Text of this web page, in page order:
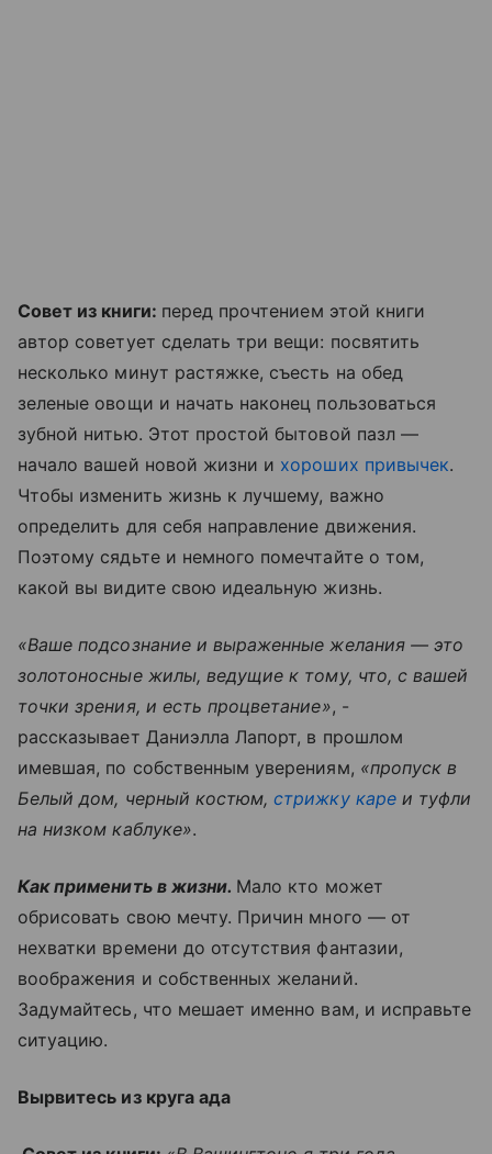
Совет из книги: перед прочтением этой книги
автор советует сделать три вещи: посвятить
несколько минут растяжке, съесть на обед
зеленые овощи и начать наконец пользоваться
зубной нитью. Этот простой бытовой пазл —
начало вашей новой жизни и хороших привычек.
Чтобы изменить жизнь к лучшему, важно
определить для себя направление движения.
Поэтому сядьте и немного помечтайте о том,
какой вы видите свою идеальную жизнь.
«Ваше подсознание и выраженные желания — это
золотоносные жилы, ведущие к тому, что, с вашей
точки зрения, и есть процветание», -
рассказывает Даниэлла Лапорт, в прошлом
имевшая, по собственным уверениям, «пропуск в
Белый дом, черный костюм,стрижку кареи туфли
на низком каблуке».
Как применить в жизни. Мало кто может
обрисовать свою мечту. Причин много — от
нехватки времени до отсутствия фантазии,
воображения и собственных желаний.
Задумайтесь, что мешает именно вам, и исправьте
ситуацию.
Вырвитесь из круга ада